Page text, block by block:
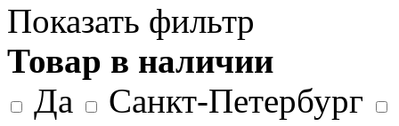
Показать фильтр
Товар в наличии
Да
Санкт-Петербург